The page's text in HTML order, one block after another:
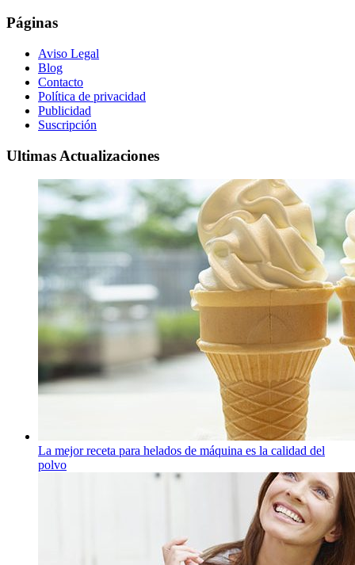
Páginas
Aviso Legal
Blog
Contacto
Política de privacidad
Publicidad
Suscripción
Ultimas Actualizaciones
La mejor receta para helados de máquina es la calidad del
polvo